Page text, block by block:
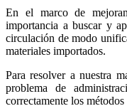
En el marco de
importancia a buscar y
circulación de modo
materiales importados.
Para resolver a nuestra
problema de
correctamente los